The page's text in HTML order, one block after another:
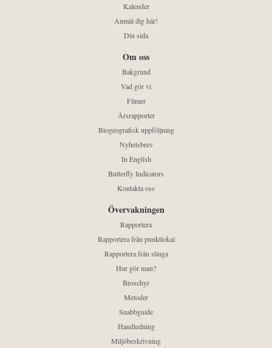
Kalender
Anmäl dig här!
Din sida
Om oss
Bakgrund
Vad gör vi
Filmer
Årsrapporter
Biogeografisk uppföljning
Nyhetsbrev
In English
Butterfly Indicators
Kontakta oss
Övervakningen
Rapportera
Rapportera från punktlokal
Rapportera från slinga
Hur gör man?
Broschyr
Metoder
Snabbguide
Handledning
Miljöbeskrivning